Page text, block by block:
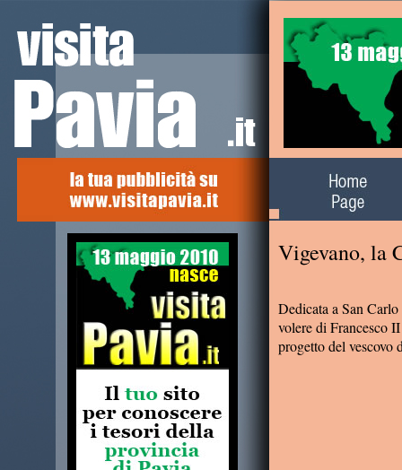
Dedicata a San
volere di Francesco
progetto del
Alla scoperta del
territorio
Vigevano, la